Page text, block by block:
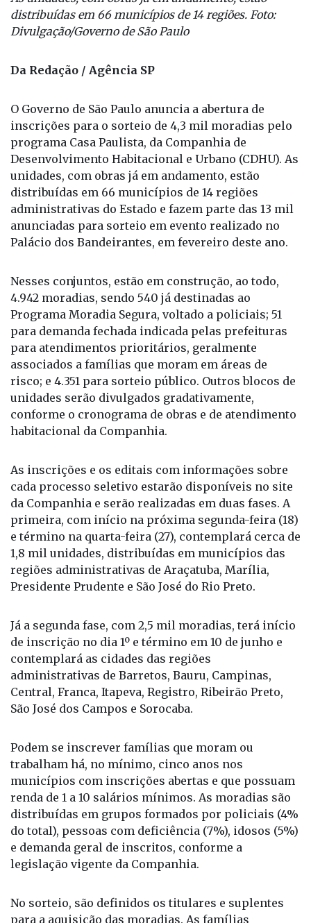
As unidades, com obras já em andamento, estão
distribuídas em 66 municípios de 14 regiões. Foto:
O Governo de São Paulo anuncia a abertura de
inscrições para o sorteio de 4,3 mil moradias pelo
programa Casa Paulista, da Companhia de
Desenvolvimento Habitacional e Urbano (CDHU). As
unidades, com obras já em andamento, estão
distribuídas em 66 municípios de 14 regiões
administrativas do Estado e fazem parte das 13 mil
anunciadas para sorteio em evento realizado no
Nesses conjuntos, estão em construção, ao todo,
4.942 moradias, sendo 540 já destinadas ao
Programa Moradia Segura, voltado a policiais; 51
para demanda fechada indicada pelas prefeituras
para atendimentos prioritários, geralmente
associados a famílias que moram em áreas de
risco; e 4.351 para sorteio público. Outros blocos de
unidades serão divulgados gradativamente,
conforme o cronograma de obras e de atendimento
As inscrições e os editais com informações sobre
cada processo seletivo estarão disponíveis no site
da Companhia e serão realizadas em duas fases. A
primeira, com início na próxima segunda-feira (18)
e término na quarta-feira (27), contemplará cerca de
1,8 mil unidades, distribuídas em municípios das
regiões administrativas de Araçatuba, Marília,
Já a segunda fase, com 2,5 mil moradias, terá início
de inscrição no dia 1º e término em 10 de junho e
contemplará as cidades das regiões
administrativas de Barretos, Bauru, Campinas,
Central, Franca, Itapeva, Registro, Ribeirão Preto,
Podem se inscrever famílias que moram ou
trabalham há, no mínimo, cinco anos nos
municípios com inscrições abertas e que possuam
renda de 1 a 10 salários mínimos. As moradias são
distribuídas em grupos formados por policiais (4%
do total), pessoas com deficiência (7%), idosos (5%)
e demanda geral de inscritos, conforme a